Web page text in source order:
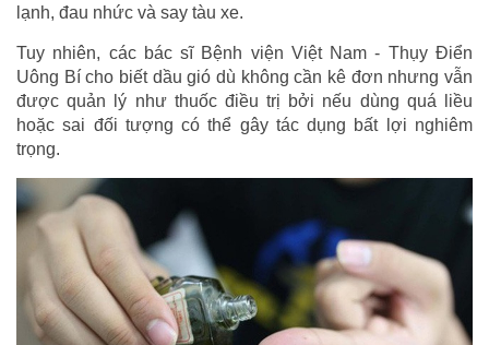
lạnh, đau nhức và say tàu xe.
Tuy nhiên, các bác sĩ Bệnh viện Việt Nam - Thụy Điển
Uông Bí cho biết dầu gió dù không cần kê đơn nhưng vẫn
được quản lý như thuốc điều trị bởi nếu dùng quá liều
hoặc sai đối tượng có thể gây tác dụng bất lợi nghiêm
trọng.